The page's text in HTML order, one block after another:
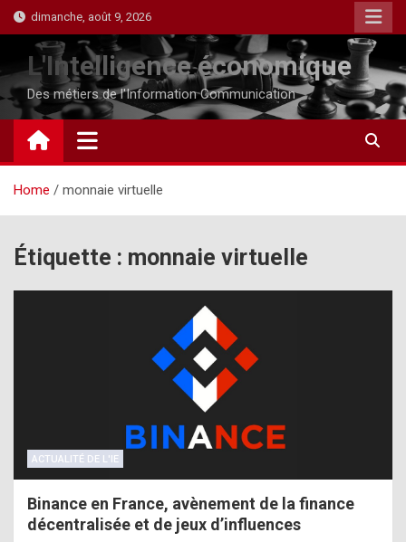
Skip
to
content
dimanche, août 9, 2026
L'Intelligence économique
Des métiers de l'Information Communication
Home monnaie virtuelle
Étiquette : monnaie virtuelle
ACTUALITÉ DE L'IE
Binance en France, avènement de la finance
décentralisée et de jeux d’influences